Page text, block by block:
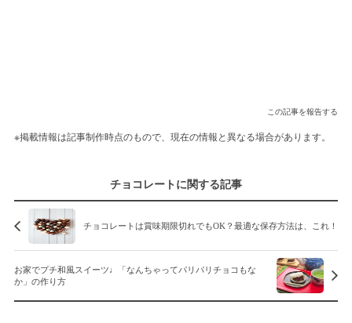
この記事を報告する
※掲載情報は記事制作時点のもので、現在の情報と異なる場合があります。
チョコレートに関する記事
チョコレートは賞味期限切れでもOK？最適な保存方法は、これ！
お家でプチ和風スイーツ♩「なんちゃってパリパリチョコもな
か」の作り方